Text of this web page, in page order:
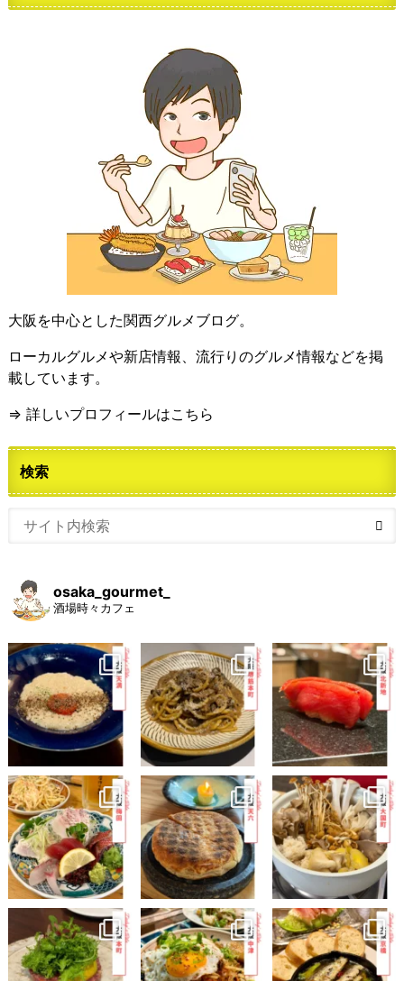
大阪を中心とした関西グルメブログ。
ローカルグルメや新店情報、流行りのグルメ情報などを掲
載しています。
⇒ 詳しいプロフィールはこちら
検索
osaka_gourmet_
酒場時々カフェ